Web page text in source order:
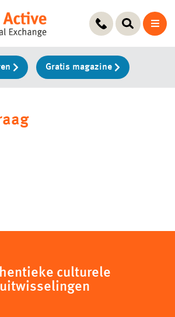
Gratis magazine
culturele
uitwisselingen